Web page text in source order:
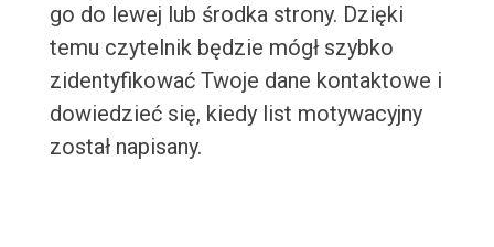
go do lewej lub środka strony. Dzięki
temu czytelnik będzie mógł szybko
zidentyfikować Twoje dane kontaktowe i
dowiedzieć się, kiedy list motywacyjny
został napisany.